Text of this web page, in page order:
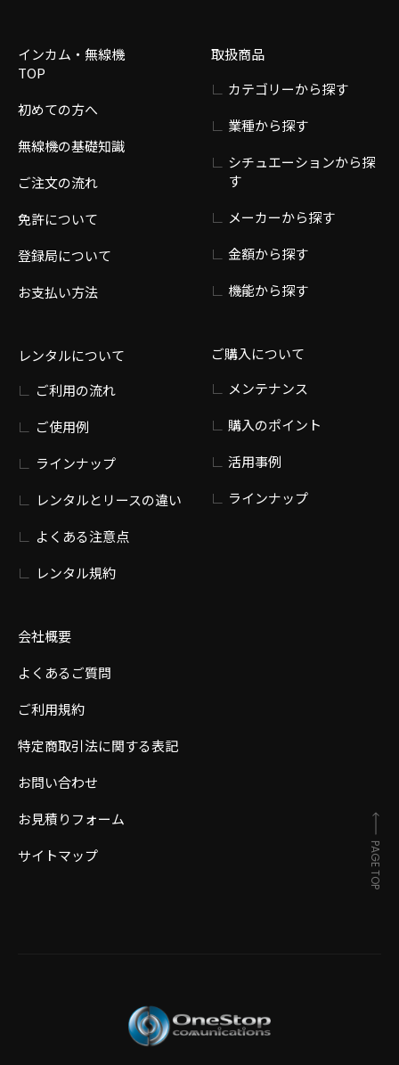
インカム・無線機
TOP
初めての方へ
無線機の基礎知識
ご注文の流れ
免許について
登録局について
お支払い方法
レンタルについて
ご利用の流れ
ご使用例
ラインナップ
レンタルとリースの違い
よくある注意点
レンタル規約
会社概要
よくあるご質問
ご利用規約
特定商取引法に関する表記
お問い合わせ
お見積りフォーム
サイトマップ
取扱商品
カテゴリーから探す
業種から探す
シチュエーションから探
す
メーカーから探す
金額から探す
機能から探す
ご購入について
メンテナンス
購入のポイント
活用事例
ラインナップ
PAGE TOP